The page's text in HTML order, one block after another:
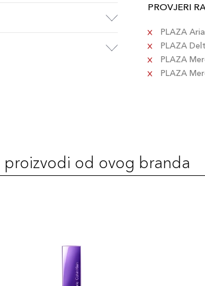
PROVJERI
PLAZA
PLAZA
PLAZA
PLAZA
proizvodi od ovog branda